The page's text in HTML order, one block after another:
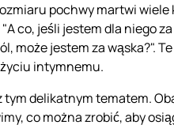
pochwy martwi
co, jeśli jestem dla niego
może jestem za wąska?".
intymnemu.
tym delikatnym tematem.
co można zrobić, aby